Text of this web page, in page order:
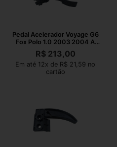
Pedal Acelerador Voyage G6
Fox Polo 1.0 2003 2004 A
2023
R$213,00
Em até 12x de R$ 21,59 no
cartão